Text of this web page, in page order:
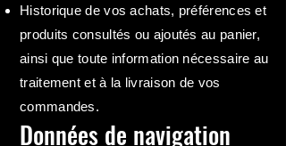
Historique de vos achats, préférences et
produits consultés ou ajoutés au panier,
ainsi que toute information nécessaire au
traitement et à la livraison de vos
commandes.
Données de navigation